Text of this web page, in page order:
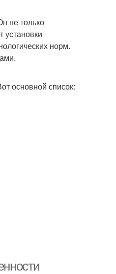
не только
установки
норм.
основной список: